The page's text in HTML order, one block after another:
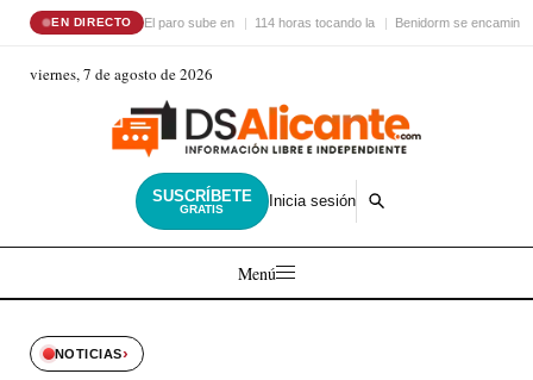
EN DIRECTO El paro sube en 114 horas tocando la Benidorm se encamina
viernes, 7 de agosto de 2026
SUSCRÍBETE
GRATIS Inicia sesión
Menú
NOTICIAS›